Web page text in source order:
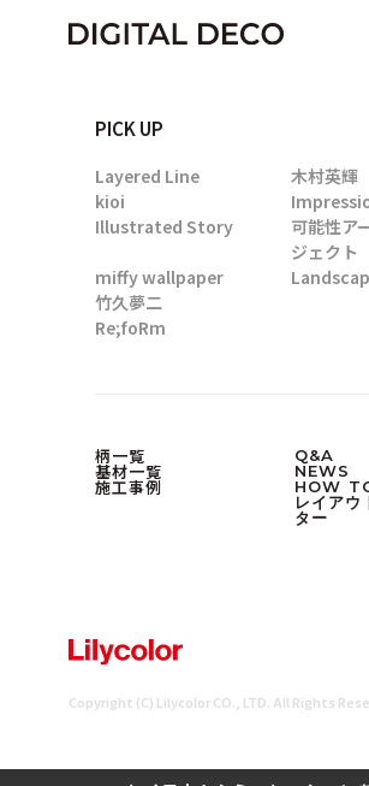
PICK UP
Layered Line
木村英輝
kioi
Illustrated Story
可能性ア
ジェクト
miffy wallpaper
竹久夢二
Re;foRm
柄一覧
基材一覧
施工事例
Q&A
NEWS
HOW
レイアウ
ター
Copyright (C) Lilycolor CO., LTD. All Rights